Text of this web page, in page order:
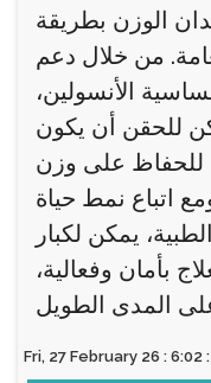
الوزن بطريقة
من خلال دعم
الأنسولين،
للحقن أن يكون
للحفاظ على وزن
اتباع نمط حياة
يمكن لكبار
بأمان وفعالية،
Fri, 27 February 26 : 6:02 :